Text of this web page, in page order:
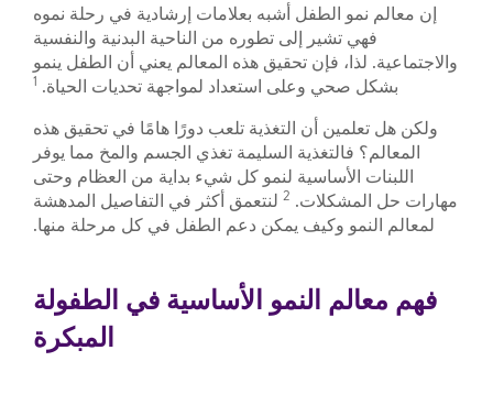
إن معالم نمو الطفل أشبه بعلامات إرشادية في رحلة نموه
فهي تشير إلى تطوره من الناحية البدنية والنفسية
والاجتماعية. لذا، فإن تحقيق هذه المعالم يعني أن الطفل ينمو
بشكل صحي وعلى استعداد لمواجهة تحديات الحياة. 1
ولكن هل تعلمين أن التغذية تلعب دورًا هامًا في تحقيق هذه
المعالم؟ فالتغذية السليمة تغذي الجسم والمخ مما يوفر
اللبنات الأساسية لنمو كل شيء بداية من العظام وحتى
مهارات حل المشكلات. 2 لنتعمق أكثر في التفاصيل المدهشة
لمعالم النمو وكيف يمكن دعم الطفل في كل مرحلة منها.
فهم معالم النمو الأساسية في الطفولة
المبكرة